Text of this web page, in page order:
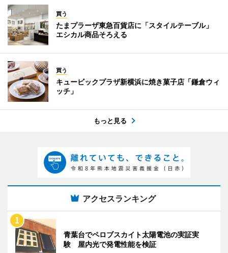
買う
たまプラーザ東急百貨店に「スタイルテーブル」
エシカル商品そろえる
買う
キュービックプラザ新横浜に焼き菓子店「鎌倉ウィ
ッチ」
もっと見る
アクセスランキング
青葉台でペロブスカイト太陽電池の実証実
験 屋内光で発電性能を検証